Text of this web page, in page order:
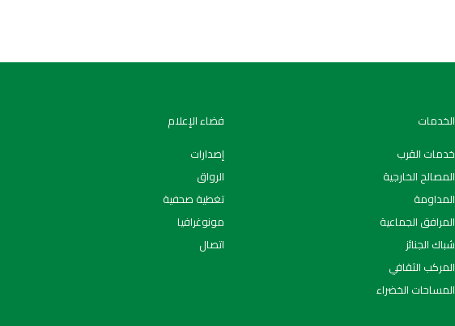
الخدمات
خدمات القرب
المصالح الخارجية
المداومة
المرافق الجماعية
شباك الجنائز
المركب الثقافي
المساحات الخضراء
فضاء الإعلام
إصدارات
الرواق
تغطية صحفية
مونوغرافيا
اتصال